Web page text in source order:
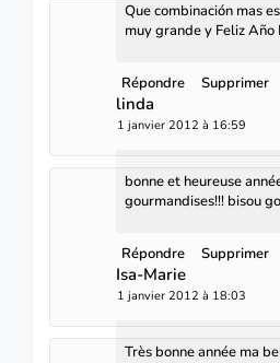
Que combinación mas
muy grande y Feliz Año
Répondre Supprimer
linda
1 janvier 2012 à 16:59
bonne et heureuse
gourmandises!!! bisou
Répondre Supprimer
Isa-Marie
1 janvier 2012 à 18:03
Très bonne année ma